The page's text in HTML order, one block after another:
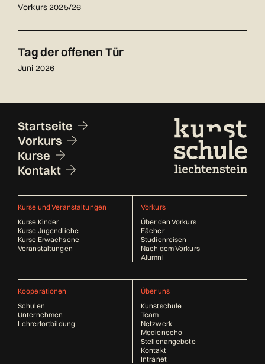
Vorkurs 2025/26
Tag der offenen Tür
Juni 2026
Fusszeile
Startseite
Vorkurs
Kurse
Kontakt
Kurse und Veranstaltungen
Kurse Kinder
Kurse Jugendliche
Kurse Erwachsene
Veranstaltungen
Vorkurs
Über den Vorkurs
Fächer
Studienreisen
Nach dem Vorkurs
Alumni
Kooperationen
Schulen
Unternehmen
Lehrerfortbildung
Über uns
Kunstschule
Team
Netzwerk
Medienecho
Stellenangebote
Kontakt
Intranet